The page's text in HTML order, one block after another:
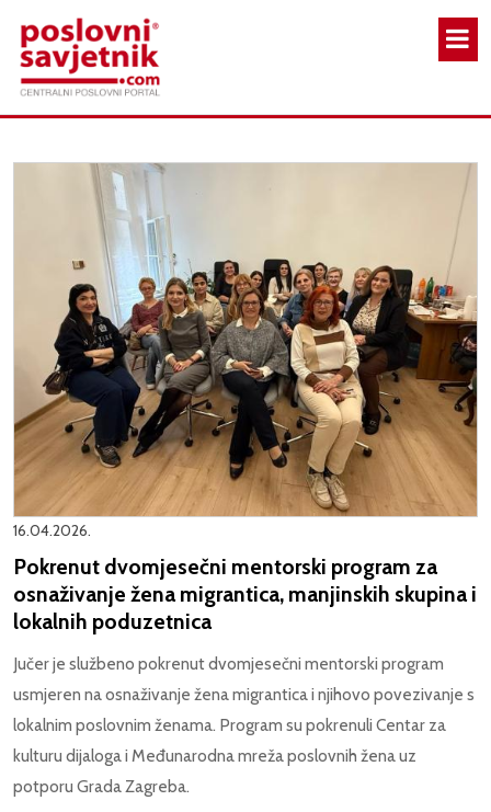
16.04.2026.
Pokrenut dvomjesečni mentorski program za
osnaživanje žena migrantica, manjinskih skupina i
lokalnih poduzetnica
Jučer je službeno pokrenut dvomjesečni mentorski program
usmjeren na osnaživanje žena migrantica i njihovo povezivanje s
lokalnim poslovnim ženama. Program su pokrenuli Centar za
kulturu dijaloga i Međunarodna mreža poslovnih žena uz
potporu Grada Zagreba.